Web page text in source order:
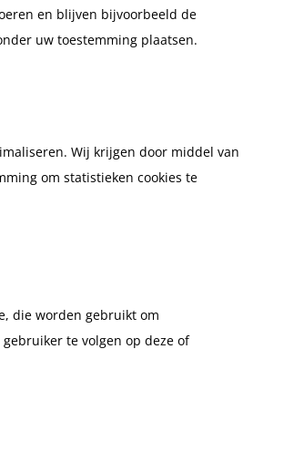
en blijven bijvoorbeeld de
uw toestemming plaatsen.
Wij krijgen door middel van
om statistieken cookies te
die worden gebruikt om
te volgen op deze of